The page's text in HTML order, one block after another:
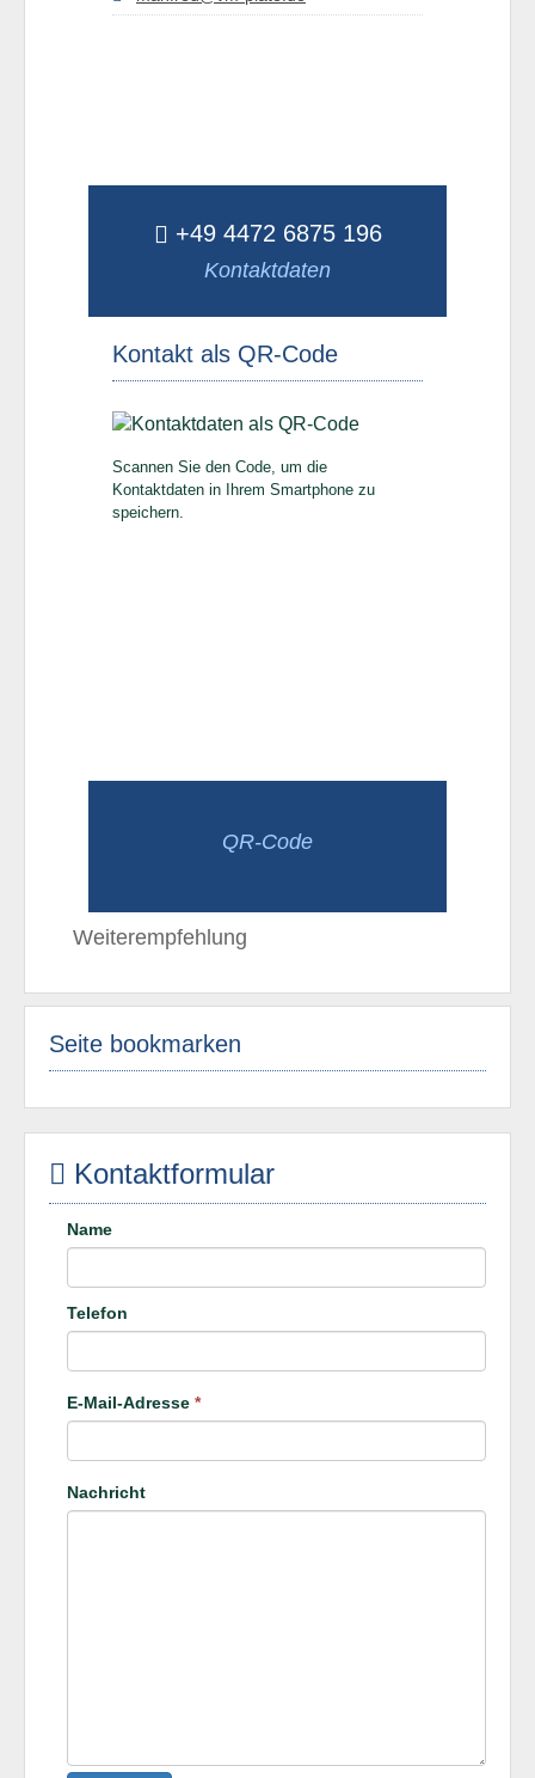
+49 4472 6875 196
Kontaktdaten
Kontakt als QR-Code
Scannen Sie den Code, um die
Kontaktdaten in Ihrem Smartphone zu
speichern.
QR-Code
Weiterempfehlung
Seite bookmarken
Kontaktformular
Name
Telefon
E-Mail-Adresse *
Nachricht